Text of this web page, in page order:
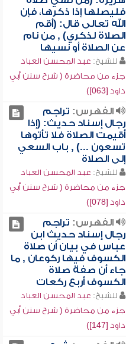
فليصلها إذا ذكرها، فإن
الله تعالى قال: (أقم
الصلاة لذكري) , من نام
عن الصلاة أو نسيها
للشيخ: عبد المحسن العباد
جزء من محاضرة ( شرح سنن أبي
داود [063])
الفهرس: تراجم
رجال إسناد حديث: (إذا
أقيمت الصلاة فلا تأتوها
تسعون ...) , باب السعي
إلى الصلاة
للشيخ: عبد المحسن العباد
جزء من محاضرة ( شرح سنن أبي
داود [078])
الفهرس: تراجم
رجال إسناد حديث ابن
عباس في بيان أن صلاة
الكسوف فيها ركوعان , ما
جاء أن صفة صلاة
الكسوف أربع ركعات
للشيخ: عبد المحسن العباد
جزء من محاضرة ( شرح سنن أبي
داود [147])